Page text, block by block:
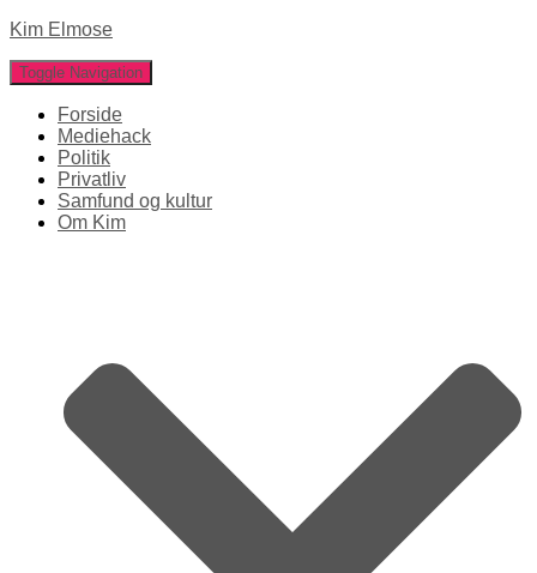
Kim Elmose
Toggle Navigation
Forside
Mediehack
Politik
Privatliv
Samfund og kultur
Om Kim